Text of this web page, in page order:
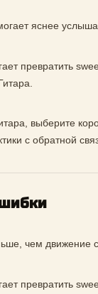
яснее
превратить
выберите
с обратной
чем движение
превратить